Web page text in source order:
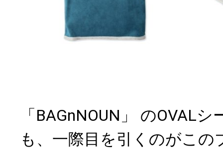
「BAGnNOUN」 のOVAL
も、一際目を引くのがこの